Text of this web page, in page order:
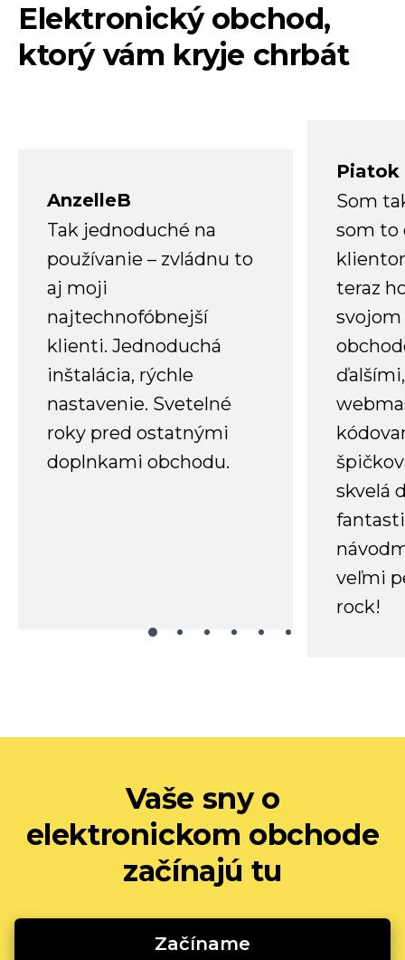
Elektronický obchod,
ktorý vám kryje chrbát
AnzelleB
Tak jednoduché na
používanie – zvládnu to
aj moji
najtechnofóbnejší
klienti. Jednoduchá
inštalácia, rýchle
nastavenie. Svetelné
roky pred ostatnými
doplnkami obchodu.
Piatok
Som
som to
teraz
skvelá
veľmi
rock!
Vaše sny o
elektronickom obchode
začínajú tu
Začíname